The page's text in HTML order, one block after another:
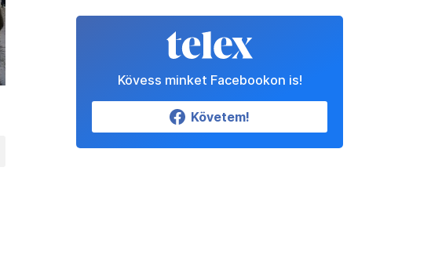
Kövess minket Facebookon is!
Követem!